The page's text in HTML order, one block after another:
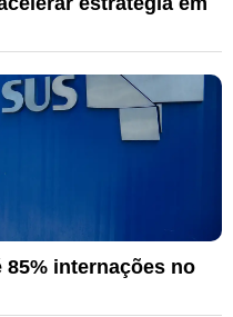
85% internações no